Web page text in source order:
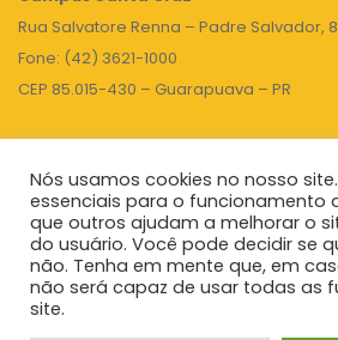
Rua Salvatore Renna – Padre Salvador,
Fone: (42) 3621-1000
CEP 85.015-430 – Guarapuava – PR
TOPO
Unicentro |Governo do Paraná|Seti
Nós usamos cookies no nosso
essenciais para o funcionamento
que outros ajudam a melhorar o
do usuário. Você pode decidir se
não. Tenha em mente que, em
não será capaz de usar todas as
site.